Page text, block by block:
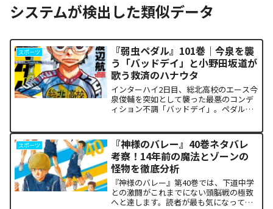
システムが検出した類似データ
スポーツ
『弱虫ペダル』101巻｜今泉を襲
う「バッドデイ」と小野田坂道が
歌う救済のハナウタ
インターハイ2日目、総北高校のエース今
泉俊輔を突如として襲った最悪のコンデ
ィション不調「バッドデイ」。ペダルを
坂道が選択した驚くべき行動が描かれま
す。科学的な限界や競技...
スポーツ
『神様のバレー』40巻ネタバレ
考察！14年前の魔法とゾーンの
怪物を徹底分析
『神様のバレー』第40巻では、下道中学
との激闘がこれまでにない頭脳戦の極致
へと達します。読者が最も気になってい